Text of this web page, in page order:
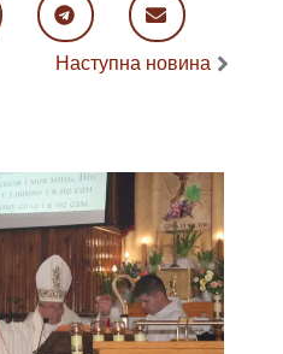
Наступна новина